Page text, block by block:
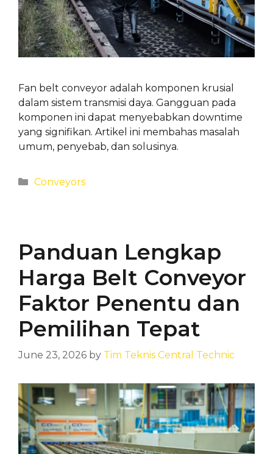
Fan belt conveyor adalah komponen krusial
dalam sistem transmisi daya. Gangguan pada
komponen ini dapat menyebabkan downtime
yang signifikan. Artikel ini membahas masalah
umum, penyebab, dan solusinya.
Categories
Conveyors
Panduan Lengkap
Harga Belt Conveyor
Faktor Penentu dan
Pemilihan Tepat
June 23, 2026 by Tim Teknis Central Technic